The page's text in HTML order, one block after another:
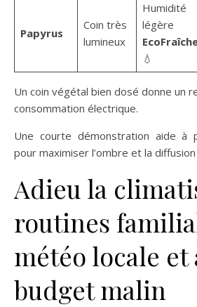
Papyrus
Coin très
lumineux
Humidité
légère
💧
Un coin végétal bien dosé donne un
consommation électrique.
Une courte démonstration aide à
pour maximiser l’ombre et la
Adieu la
routines
météo locale et
budget malin